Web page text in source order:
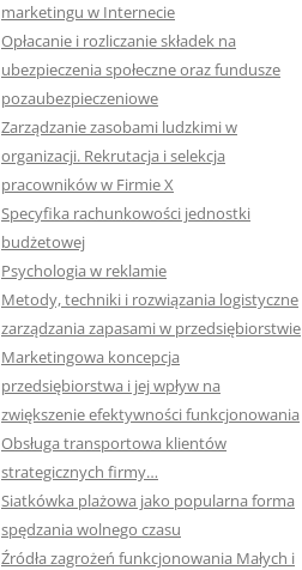
marketingu w Internecie
Opłacanie i rozliczanie składek na
ubezpieczenia społeczne oraz fundusze
pozaubezpieczeniowe
Zarządzanie zasobami ludzkimi w
organizacji. Rekrutacja i selekcja
pracowników w Firmie X
Specyfika rachunkowości jednostki
budżetowej
Psychologia w reklamie
Metody, techniki i rozwiązania logistyczne
zarządzania zapasami w przedsiębiorstwie
Marketingowa koncepcja
przedsiębiorstwa i jej wpływ na
zwiększenie efektywności funkcjonowania
Obsługa transportowa klientów
strategicznych firmy…
Siatkówka plażowa jako popularna forma
spędzania wolnego czasu
Źródła zagrożeń funkcjonowania Małych i